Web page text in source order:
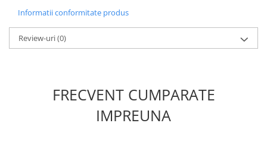
Informatii conformitate produs
Review-uri(0)
FRECVENT CUMPARATE
IMPREUNA